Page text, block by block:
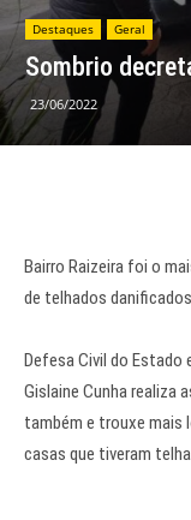
Destaques Geral
Sombrio
23/06/2022
Bairro Raizeira foi o
de telhados
Defesa Civil do Estado
Gislaine Cunha realiza
também e trouxe mais
casas que tiveram